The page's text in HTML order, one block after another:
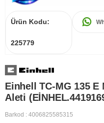
Ürün Kodu:
225779
Einhell TC-MG 135
Aleti
Barkod : 4006825585315